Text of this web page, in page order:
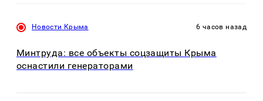
Новости Крыма 6 часов назад
Минтруда: все объекты соцзащиты Крыма
оснастили генераторами